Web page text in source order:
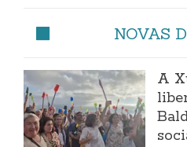
NOVAS
A